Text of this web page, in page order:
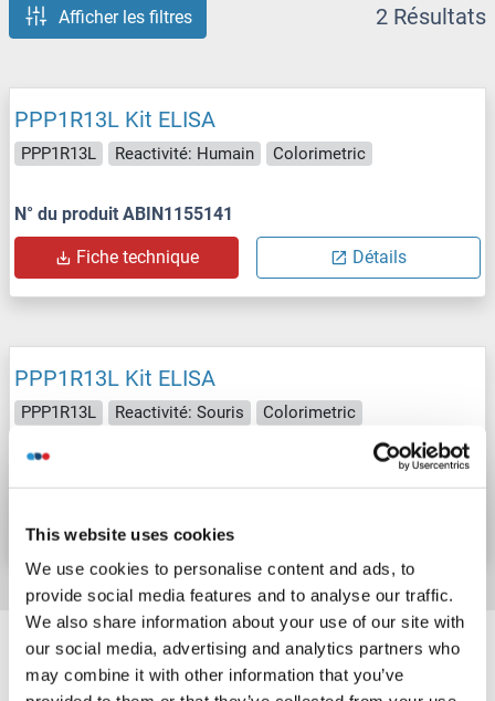
This website uses cookies
We use cookies to personalise content and ads, to
provide social media features and to analyse our traffic.
We also share information about your use of our site with
our social media, advertising and analytics partners who
may combine it with other information that you’ve
Afficher les filtres 2 Résultats
PPP1R13L Kit ELISA
PPP1R13L Reactivité: Humain Colorimetric
N° du produit ABIN1155141
Fiche technique Détails
PPP1R13L Kit ELISA
PPP1R13L Reactivité: Souris Colorimetric
Target information, Synonyms, Latest
references